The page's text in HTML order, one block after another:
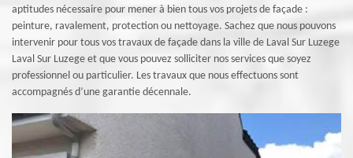
aptitudes nécessaire pour mener à bien tous vos projets de façade :
peinture, ravalement, protection ou nettoyage. Sachez que nous pouvons
intervenir pour tous vos travaux de façade dans la ville de Laval Sur Luzege
Laval Sur Luzege et que vous pouvez solliciter nos services que soyez
professionnel ou particulier. Les travaux que nous effectuons sont
accompagnés d’une garantie décennale.